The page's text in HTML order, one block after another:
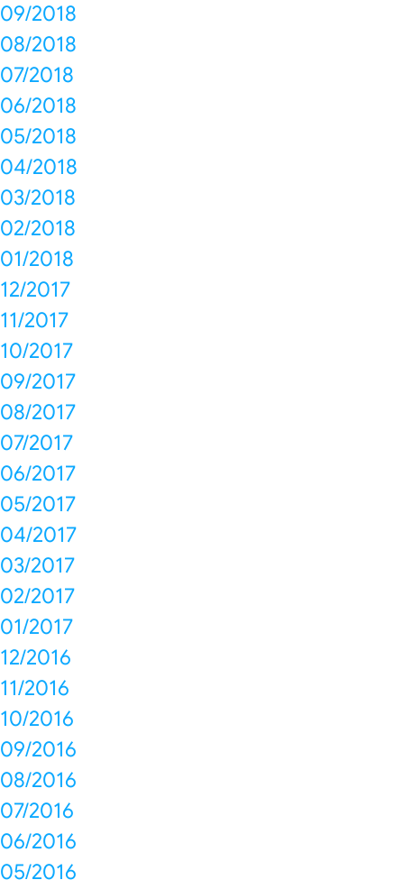
09/2018
08/2018
07/2018
06/2018
05/2018
04/2018
03/2018
02/2018
01/2018
12/2017
11/2017
10/2017
09/2017
08/2017
07/2017
06/2017
05/2017
04/2017
03/2017
02/2017
01/2017
12/2016
11/2016
10/2016
09/2016
08/2016
07/2016
06/2016
05/2016